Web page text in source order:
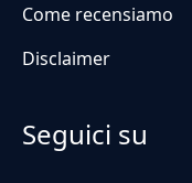
Come recensiamo
Disclaimer
Seguici su